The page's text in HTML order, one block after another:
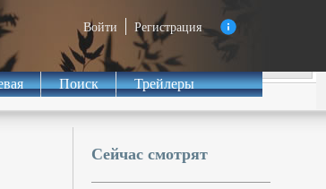
Войти Регистрация
Поиск Трейлеры
Сейчас смотрят